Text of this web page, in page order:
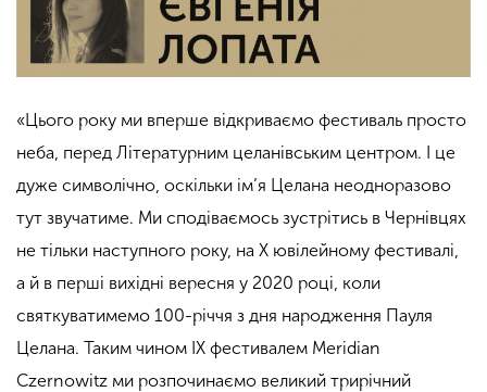
«Цього року ми вперше відкриваємо фестиваль просто
неба, перед Літературним целанівським центром. І це
дуже символічно, оскільки ім’я Целана неодноразово
тут звучатиме. Ми сподіваємось зустрітись в Чернівцях
не тільки наступного року, на X ювілейному фестивалі,
а й в перші вихідні вересня у 2020 році, коли
святкуватимемо 100-річчя з дня народження Пауля
Целана. Таким чином IX фестивалем Meridian
Czernowitz ми розпочинаємо великий трирічний